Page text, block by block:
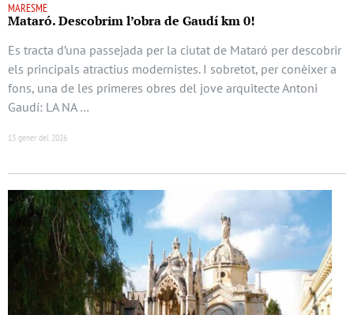
MARESME
Mataró. Descobrim l’obra de Gaudí km 0!
Es tracta d’una passejada per la ciutat de Mataró per descobrir
els principals atractius modernistes. I sobretot, per conèixer a
fons, una de les primeres obres del jove arquitecte Antoni
Gaudí: LA NA …
13 gener del 2026